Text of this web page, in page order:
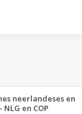
neerlandeses en
en COP